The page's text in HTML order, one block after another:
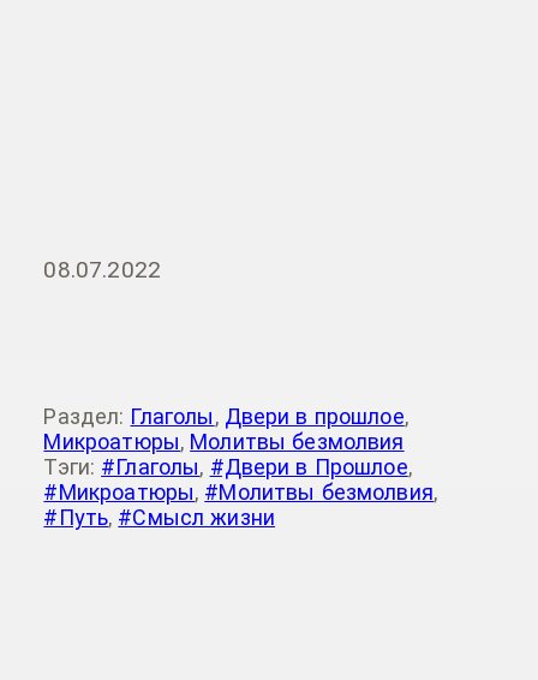
08.07.2022
Раздел: Глаголы, Двери в прошлое,
Микроатюры, Молитвы безмолвия
Тэги: #Глаголы, #Двери в Прошлое,
#Микроатюры, #Молитвы безмолвия,
#Путь, #Смысл жизни